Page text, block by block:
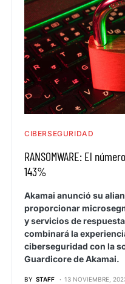
CIBERSEGURIDAD
RANSOMWARE: El
143%
Akamai anunció su
proporcionar
y servicios de
combinará la
ciberseguridad con la
Guardicore de Akamai.
BY STAFF 13 NOVIEMBRE,